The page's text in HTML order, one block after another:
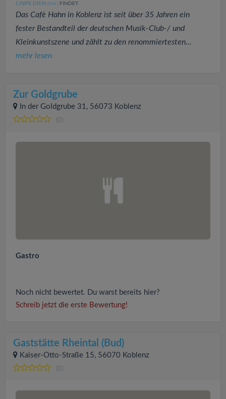
CARPE.DIEM (314 ) FINDET:
Das Cafè Hahn in Koblenz ist seit über 35 Jahren ein
fester Bestandteil der deutschen Musik-Club-/ und
Kleinkunstszene und zählt zu den renommiertesten...
mehr lesen
Zur Goldgrube
In der Goldgrube 31, 56073 Koblenz
(0)
Gastro
Noch nicht bewertet. Du warst bereits hier?
Schreib jetzt die erste Bewertung!
Gaststätte Rheintal (Bud)
Kaiser-Otto-Straße 15, 56070 Koblenz
(0)